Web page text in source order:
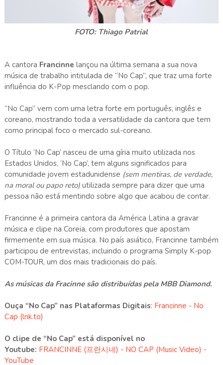
FOTO: Thiago Patrial
A cantora Francinne lançou na última semana a sua nova
música de trabalho intitulada de “No Cap”, que traz uma forte
influência do K-Pop mesclando com o pop.
“No Cap” vem com uma letra forte em português, inglês e
coreano, mostrando toda a versatilidade da cantora que tem
como principal foco o mercado sul-coreano.
O Título ‘No Cap’ nasceu de uma gíria muito utilizada nos
Estados Unidos, ‘No Cap’, tem alguns significados para
comunidade jovem estadunidense (sem mentiras, de verdade,
na moral ou papo reto)utilizada sempre para dizer que uma
pessoa não está mentindo sobre algo que acabou de contar.
Francinne é a primeira cantora da América Latina a gravar
música e clipe na Coreia, com produtores que apostam
firmemente em sua música. No país asiático, Francinne também
participou de entrevistas, incluindo o programa Simply K-pop
COM-TOUR, um dos mais tradicionais do país.
As músicas da Fracinne são distribuídas pela MBB Diamond.
Ouça “No Cap” nas Plataformas Digitais: Francinne - No
Cap (lnk.to)
O clipe de “No Cap” está disponível no
Youtube: FRANCINNE (프란시네) - NO CAP (Music Video) -
YouTube